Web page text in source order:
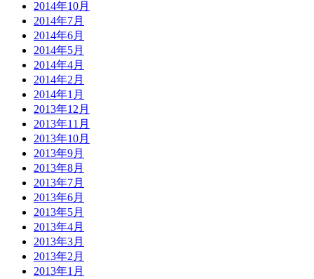
2014年10月
2014年7月
2014年6月
2014年5月
2014年4月
2014年2月
2014年1月
2013年12月
2013年11月
2013年10月
2013年9月
2013年8月
2013年7月
2013年6月
2013年5月
2013年4月
2013年3月
2013年2月
2013年1月